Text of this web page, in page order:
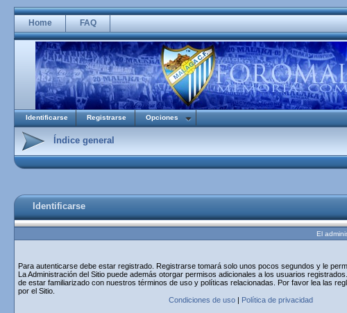
Home FAQ
Identificarse Registrarse Opciones
Índice general
Identificarse
El
Para autenticarse debe estar registrado. Registrarse tomará solo unos pocos segundos y le
La Administración del Sitio puede además otorgar permisos adicionales a los usuarios
de estar familiarizado con nuestros términos de uso y políticas relacionadas. Por favor lea las
por el Sitio.
Condiciones de uso| Política de privacidad